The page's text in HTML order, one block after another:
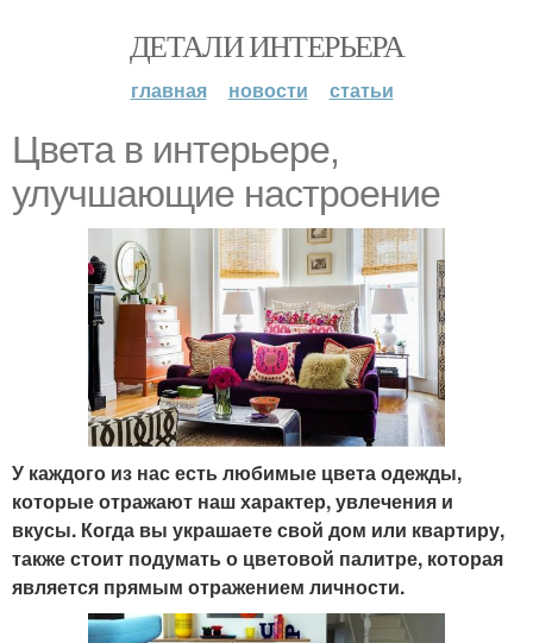
ДЕТАЛИ ИНТЕРЬЕРА
главная новости статьи
Цвета в интерьере,
улучшающие настроение
У каждого из нас есть любимые цвета одежды,
которые отражают наш характер, увлечения и
вкусы. Когда вы украшаете свой дом или квартиру,
также стоит подумать о цветовой палитре, которая
является прямым отражением личности.